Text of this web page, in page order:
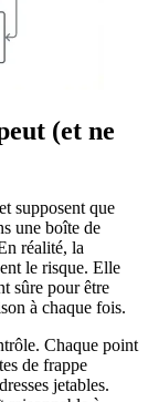
(et ne
supposent que
une boîte de
réalité, la
le risque. Elle
sûre pour être
à chaque fois.
Chaque point
de frappe
jetables.